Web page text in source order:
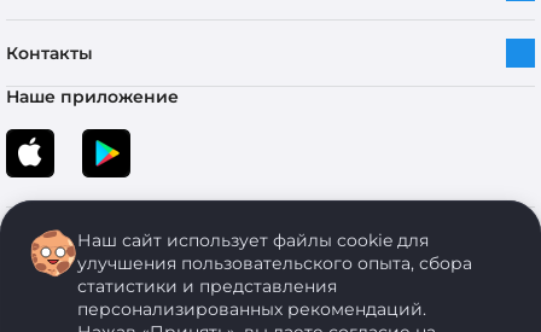
Контакты
Наше приложение
Наш сайт использует файлы cookie для
улучшения пользовательского опыта, сбора
статистики и представления
персонализированных рекомендаций.